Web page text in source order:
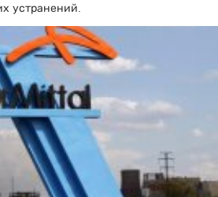
устранений.